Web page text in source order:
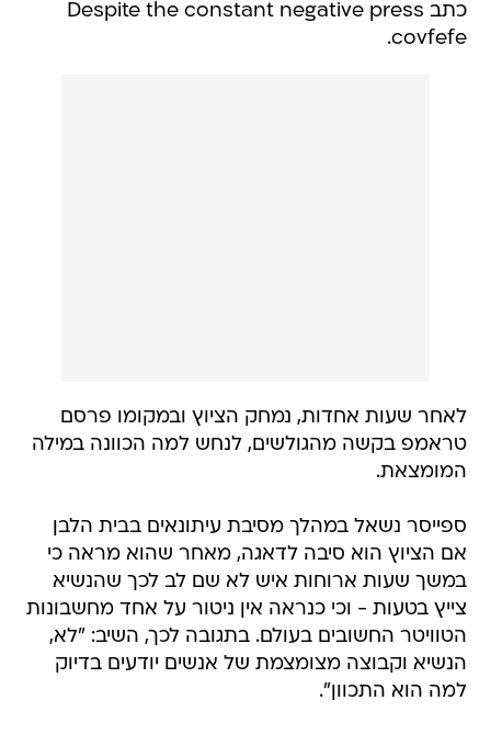
כתב Despite the constant negative press
covfefe.
לאחר שעות אחדות, נמחק הציוץ ובמקומו פרסם
טראמפ בקשה מהגולשים, לנחש למה הכוונה במילה
המומצאת.
ספייסר נשאל במהלך מסיבת עיתונאים בבית הלבן
אם הציוץ הוא סיבה לדאגה, מאחר שהוא מראה כי
במשך שעות ארוחות איש לא שם לב לכך שהנשיא
צייץ בטעות - וכי כנראה אין ניטור על אחד מחשבונות
הטוויטר החשובים בעולם. בתגובה לכך, השיב: "לא,
הנשיא וקבוצה מצומצמת של אנשים יודעים בדיוק
למה הוא התכוון".